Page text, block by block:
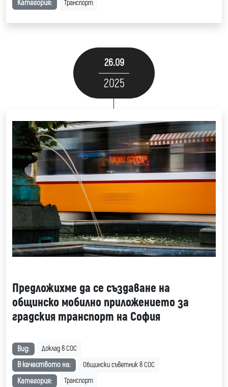
Категория: Транспорт
26.09
2025
Предложихме да се създаване на
общинско мобилно приложението за
градския транспорт на София
Вид: Доклад в СОС
В качеството на: Общински съветник в СОС
Категория: Транспорт